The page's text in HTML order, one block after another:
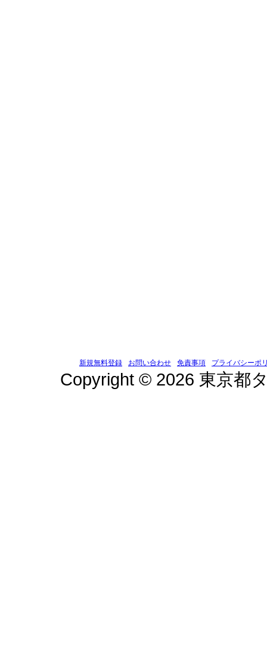
新規無料登録 お問い合わせ 免責事項 プライバシーポ
Copyright © 2026 東京都